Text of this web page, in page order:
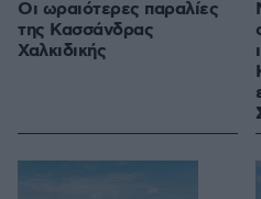
Οι ωραιότερες παραλίες
της Κασσάνδρας
Χαλκιδικής